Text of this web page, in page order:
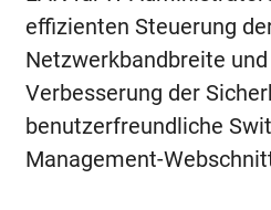
effizienten Steuerung
Netzwerkbandbreite
Verbesserung der
benutzerfreundliche
Management-